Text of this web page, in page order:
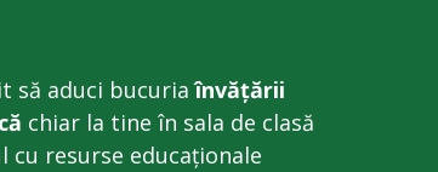
să aduci bucuriaînvățării
chiar la tine în sala de clasă
cu resurse educaționale